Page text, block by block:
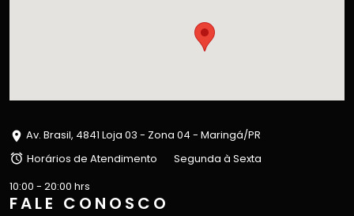
Av. Brasil, 4841 Loja 03 - Zona 04 - Maringá/PR
Horários de Atendimento
Segunda à Sexta
10:00 - 20:00 hrs
FALE CONOSCO